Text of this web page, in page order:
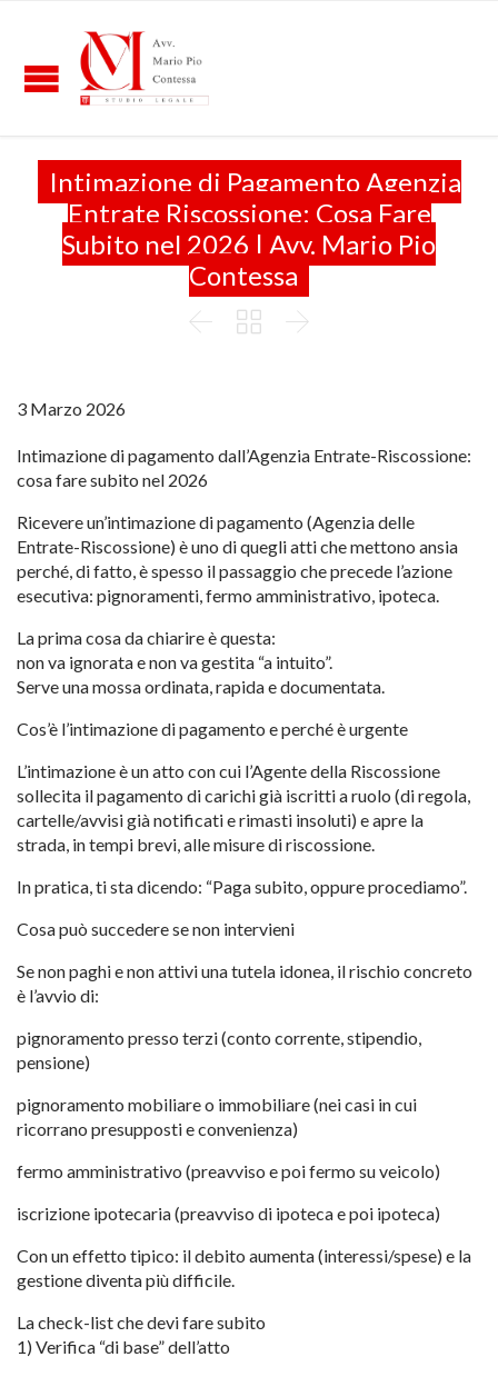
Intimazione di Pagamento Agenzia
Entrate Riscossione: Cosa Fare
Subito nel 2026 | Avv. Mario Pio
Contessa
  
3 Marzo 2026
Intimazione di pagamento dall’Agenzia Entrate-Riscossione:
cosa fare subito nel 2026
Ricevere un’intimazione di pagamento (Agenzia delle
Entrate-Riscossione) è uno di quegli atti che mettono ansia
perché, di fatto, è spesso il passaggio che precede l’azione
esecutiva: pignoramenti, fermo amministrativo, ipoteca.
La prima cosa da chiarire è questa:
non va ignorata e non va gestita “a intuito”.
Serve una mossa ordinata, rapida e documentata.
Cos’è l’intimazione di pagamento e perché è urgente
L’intimazione è un atto con cui l’Agente della Riscossione
sollecita il pagamento di carichi già iscritti a ruolo (di regola,
cartelle/avvisi già notificati e rimasti insoluti) e apre la
strada, in tempi brevi, alle misure di riscossione.
In pratica, ti sta dicendo: “Paga subito, oppure procediamo”.
Cosa può succedere se non intervieni
Se non paghi e non attivi una tutela idonea, il rischio concreto
è l’avvio di:
pignoramento presso terzi (conto corrente, stipendio,
pensione)
pignoramento mobiliare o immobiliare (nei casi in cui
ricorrano presupposti e convenienza)
fermo amministrativo (preavviso e poi fermo su veicolo)
iscrizione ipotecaria (preavviso di ipoteca e poi ipoteca)
Con un effetto tipico: il debito aumenta (interessi/spese) e la
gestione diventa più difficile.
La check-list che devi fare subito
1) Verifica “di base” dell’atto